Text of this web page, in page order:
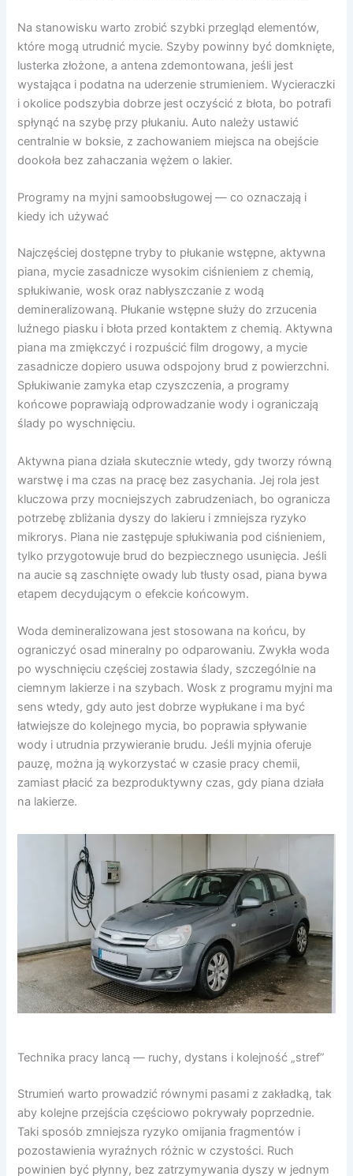
Na stanowisku warto zrobić szybki przegląd elementów,
które mogą utrudnić mycie. Szyby powinny być domknięte,
lusterka złożone, a antena zdemontowana, jeśli jest
wystająca i podatna na uderzenie strumieniem. Wycieraczki
i okolice podszybia dobrze jest oczyścić z błota, bo potrafi
spłynąć na szybę przy płukaniu. Auto należy ustawić
centralnie w boksie, z zachowaniem miejsca na obejście
dookoła bez zahaczania wężem o lakier.
Programy na myjni samoobsługowej — co oznaczają i
kiedy ich używać
Najczęściej dostępne tryby to płukanie wstępne, aktywna
piana, mycie zasadnicze wysokim ciśnieniem z chemią,
spłukiwanie, wosk oraz nabłyszczanie z wodą
demineralizowaną. Płukanie wstępne służy do zrzucenia
luźnego piasku i błota przed kontaktem z chemią. Aktywna
piana ma zmiękczyć i rozpuścić film drogowy, a mycie
zasadnicze dopiero usuwa odspojony brud z powierzchni.
Spłukiwanie zamyka etap czyszczenia, a programy
końcowe poprawiają odprowadzanie wody i ograniczają
ślady po wyschnięciu.
Aktywna piana działa skutecznie wtedy, gdy tworzy równą
warstwę i ma czas na pracę bez zasychania. Jej rola jest
kluczowa przy mocniejszych zabrudzeniach, bo ogranicza
potrzebę zbliżania dyszy do lakieru i zmniejsza ryzyko
mikrorys. Piana nie zastępuje spłukiwania pod ciśnieniem,
tylko przygotowuje brud do bezpiecznego usunięcia. Jeśli
na aucie są zaschnięte owady lub tłusty osad, piana bywa
etapem decydującym o efekcie końcowym.
Woda demineralizowana jest stosowana na końcu, by
ograniczyć osad mineralny po odparowaniu. Zwykła woda
po wyschnięciu częściej zostawia ślady, szczególnie na
ciemnym lakierze i na szybach. Wosk z programu myjni ma
sens wtedy, gdy auto jest dobrze wypłukane i ma być
łatwiejsze do kolejnego mycia, bo poprawia spływanie
wody i utrudnia przywieranie brudu. Jeśli myjnia oferuje
pauzę, można ją wykorzystać w czasie pracy chemii,
zamiast płacić za bezproduktywny czas, gdy piana działa
na lakierze.
Technika pracy lancą — ruchy, dystans i kolejność „stref”
Strumień warto prowadzić równymi pasami z zakładką, tak
aby kolejne przejścia częściowo pokrywały poprzednie.
Taki sposób zmniejsza ryzyko omijania fragmentów i
pozostawienia wyraźnych różnic w czystości. Ruch
powinien być płynny, bez zatrzymywania dyszy w jednym